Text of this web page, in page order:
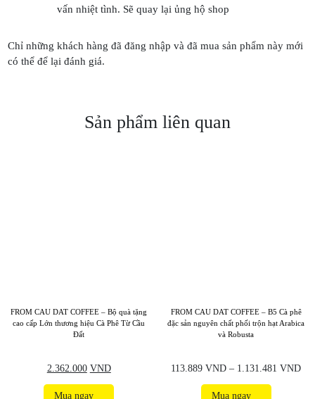
vấn nhiệt tình. Sẽ quay lại ủng hộ shop
Chỉ những khách hàng đã đăng nhập và đã mua sản phẩm này mới
có thể để lại đánh giá.
Sản phẩm liên quan
FROM CAU DAT COFFEE – Bộ quà tặng
cao cấp Lớn thương hiệu Cà Phê Từ Cầu
Đất
2.362.000 VND
Mua ngay
FROM CAU DAT COFFEE – B5 Cà phê
đặc sản nguyên chất phối trộn hạt Arabica
và Robusta
113.889 VND – 1.131.481 VND
Mua ngay